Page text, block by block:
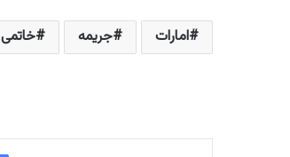
امارات جریمه خاتمی